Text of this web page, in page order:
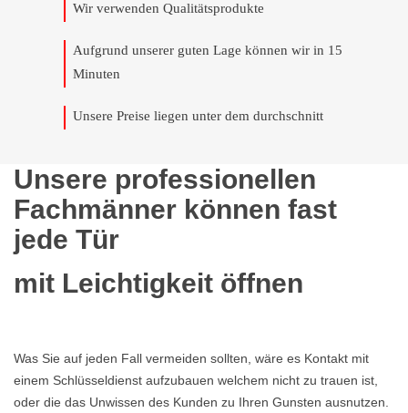
Wir verwenden Qualitätsprodukte
Aufgrund unserer guten Lage können wir in 15
Minuten
Unsere Preise liegen unter dem durchschnitt
Unsere professionellen
Fachmänner können fast
jede Tür
mit Leichtigkeit öffnen
Was Sie auf jeden Fall vermeiden sollten, wäre es Kontakt mit
einem Schlüsseldienst aufzubauen welchem nicht zu trauen ist,
oder die das Unwissen des Kunden zu Ihren Gunsten ausnutzen.